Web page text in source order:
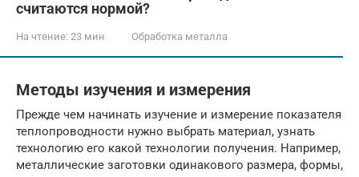
считаются нормой?
На чтение: 23 мин Обработка металла
Методы изучения и измерения
Прежде чем начинать изучение и измерение показателя
теплопроводности нужно выбрать материал, узнать
технологию его какой технологии получения. Например,
металлические заготовки одинакового размера, формы,